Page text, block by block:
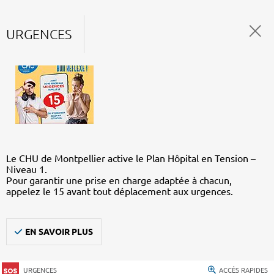
URGENCES
Le CHU de Montpellier active le Plan Hôpital en Tension –
Niveau 1.
Pour garantir une prise en charge adaptée à chacun,
appelez le 15 avant tout déplacement aux urgences.
EN SAVOIR PLUS
URGENCES ACCÈS RAPIDES